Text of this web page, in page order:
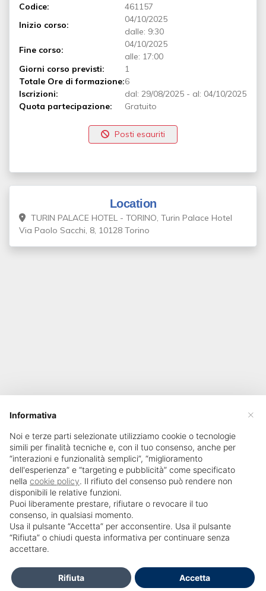
Codice:
461157
Inizio corso:
04/10/2025
dalle: 9:30
Fine corso:
04/10/2025
alle: 17:00
Giorni corso previsti:
1
Totale Ore di formazione:6
Iscrizioni:
dal: 29/08/2025 - al: 04/10/2025
Quota partecipazione:
Gratuito
Posti esauriti
Location
TURIN PALACE HOTEL - TORINO, Turin Palace Hotel
Via Paolo Sacchi, 8, 10128 Torino
SailPortal 8.5.1 build 18
HELP DESK OPENDOCTOR
info@opendoctor.it
×
Informativa
Noi e terze parti selezionate utilizziamo cookie o tecnologie
simili per finalità tecniche e, con il tuo consenso, anche per
“interazioni e funzionalità semplici”, “miglioramento
dell'esperienza” e “targeting e pubblicità” come specificato
nella cookie policy. Il rifiuto del consenso può rendere non
disponibili le relative funzioni.
Puoi liberamente prestare, rifiutare o revocare il tuo
consenso, in qualsiasi momento.
Usa il pulsante “Accetta” per acconsentire. Usa il pulsante
“Rifiuta” o chiudi questa informativa per continuare senza
accettare.
Rifiuta Accetta